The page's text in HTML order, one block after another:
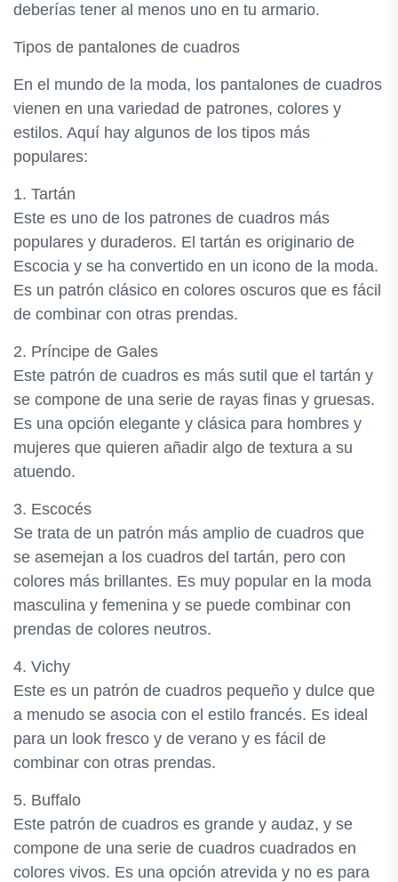
deberías tener al menos uno en tu armario.
Tipos de pantalones de cuadros
En el mundo de la moda, los pantalones de cuadros
vienen en una variedad de patrones, colores y
estilos. Aquí hay algunos de los tipos más
populares:
1. Tartán
Este es uno de los patrones de cuadros más
populares y duraderos. El tartán es originario de
Escocia y se ha convertido en un icono de la moda.
Es un patrón clásico en colores oscuros que es fácil
de combinar con otras prendas.
2. Príncipe de Gales
Este patrón de cuadros es más sutil que el tartán y
se compone de una serie de rayas finas y gruesas.
Es una opción elegante y clásica para hombres y
mujeres que quieren añadir algo de textura a su
atuendo.
3. Escocés
Se trata de un patrón más amplio de cuadros que
se asemejan a los cuadros del tartán, pero con
colores más brillantes. Es muy popular en la moda
masculina y femenina y se puede combinar con
prendas de colores neutros.
4. Vichy
Este es un patrón de cuadros pequeño y dulce que
a menudo se asocia con el estilo francés. Es ideal
para un look fresco y de verano y es fácil de
combinar con otras prendas.
5. Buffalo
Este patrón de cuadros es grande y audaz, y se
compone de una serie de cuadros cuadrados en
colores vivos. Es una opción atrevida y no es para